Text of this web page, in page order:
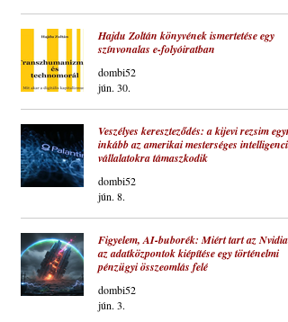
Hajdu Zoltán könyvének ismertetése egy
színvonalas e-folyóiratban
dombi52
jún. 30.
Veszélyes kereszteződés: a kijevi rezsim egyre
inkább az amerikai mesterséges
vállalatokra támaszkodik
dombi52
jún. 8.
Figyelem, AI-buborék: Miért tart az Nvidia
az adatközpontok kiépítése egy történelmi
pénzügyi összeomlás felé
dombi52
jún. 3.